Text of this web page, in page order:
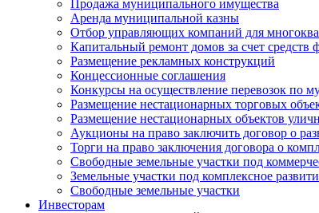
Продажа муниципального имущества
Аренда муниципальной казны
Отбор управляющих компаний для
Капитальный ремонт домов за счет
Размещение рекламных конструкций
Концессионные соглашения
Конкурсы на осуществление перевозок по
Размещение нестационарных торговых
Размещение нестационарных объектов
Аукционы на право заключить договор о
Торги на право заключения договора о
Свободные земельные участки под
Земельные участки под комплексное
Свободные земельные участки
Инвесторам